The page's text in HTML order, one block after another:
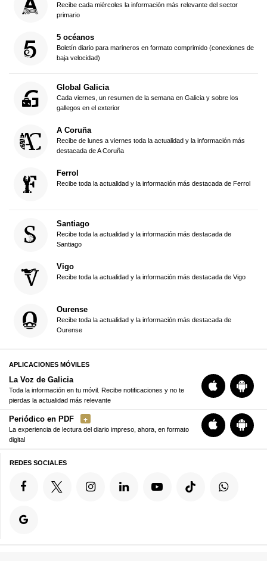
Recibe cada miércoles la información más relevante del sector
primario
5 océanos
Boletín diario para marineros en formato comprimido (conexiones de
baja velocidad)
Global Galicia
Cada viernes, un resumen de la semana en Galicia y sobre los
gallegos en el exterior
A Coruña
Recibe de lunes a viernes toda la actualidad y la información más
destacada de A Coruña
Ferrol
Recibe toda la actualidad y la información más destacada de Ferrol
Santiago
Recibe toda la actualidad y la información más destacada de
Santiago
Vigo
Recibe toda la actualidad y la información más destacada de Vigo
Ourense
Recibe toda la actualidad y la información más destacada de
Ourense
APLICACIONES MÓVILES
La Voz de Galicia
Toda la información en tu móvil. Recibe notificaciones y no te
pierdas la actualidad más relevante
Periódico en PDF
La experiencia de lectura del diario impreso, ahora, en formato
digital
REDES SOCIALES